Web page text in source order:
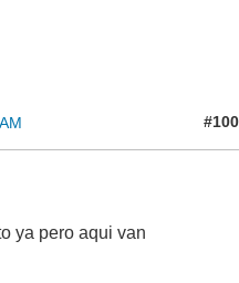
#100
ya pero aqui van